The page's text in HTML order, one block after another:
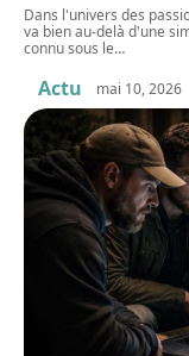
Dans l'univers des
va bien au-delà d'une
connu sous le…
Actu mai 10, 2026